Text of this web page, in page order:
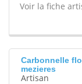
Voir la fiche
Carbonnelle
mezieres
Artisan